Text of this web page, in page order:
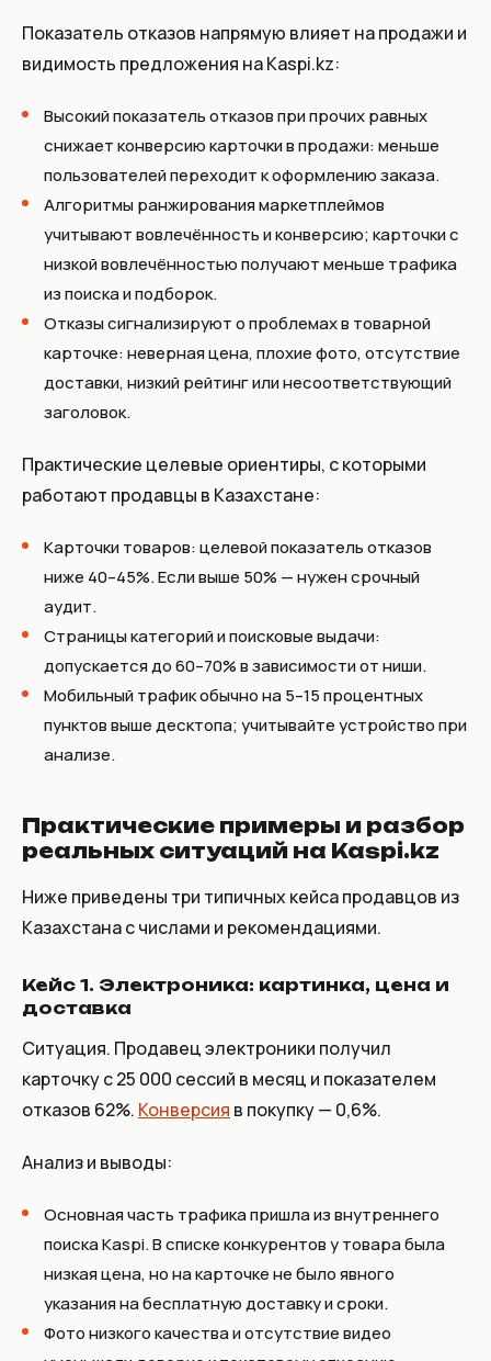
Показатель отказов напрямую влияет на продажи и
видимость предложения на Kaspi.kz:
Высокий показатель отказов при прочих равных
снижает конверсию карточки в продажи: меньше
пользователей переходит к оформлению заказа.
Алгоритмы ранжирования маркетплеймов
учитывают вовлечённость и конверсию; карточки с
низкой вовлечённостью получают меньше трафика
из поиска и подборок.
Отказы сигнализируют о проблемах в товарной
карточке: неверная цена, плохие фото, отсутствие
доставки, низкий рейтинг или несоответствующий
заголовок.
Практические целевые ориентиры, с которыми
работают продавцы в Казахстане:
Карточки товаров: целевой показатель отказов
ниже 40–45%. Если выше 50% — нужен срочный
аудит.
Страницы категорий и поисковые выдачи:
допускается до 60–70% в зависимости от ниши.
Мобильный трафик обычно на 5–15 процентных
пунктов выше десктопа; учитывайте устройство при
анализе.
Практические примеры и разбор
реальных ситуаций на Kaspi.kz
Ниже приведены три типичных кейса продавцов из
Казахстана с числами и рекомендациями.
Кейс 1. Электроника: картинка, цена и
доставка
Ситуация. Продавец электроники получил
карточку с 25 000 сессий в месяц и показателем
отказов 62%. Конверсия в покупку — 0,6%.
Анализ и выводы:
Основная часть трафика пришла из внутреннего
поиска Kaspi. В списке конкурентов у товара была
низкая цена, но на карточке не было явного
указания на бесплатную доставку и сроки.
Фото низкого качества и отсутствие видео